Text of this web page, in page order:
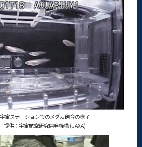
宇宙ステーションでのメダカ飼育の様子
提供：宇宙航空研究開発機構 (JAXA)